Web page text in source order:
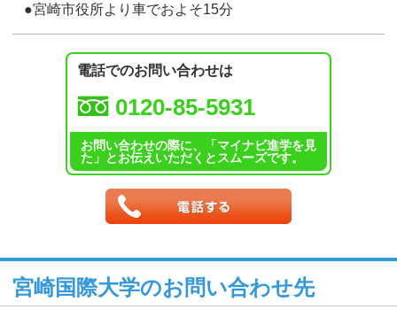
●宮崎市役所より車でおよそ15分
電話でのお問い合わせは
0120-85-5931
お問い合わせの際に、「マイナビ進学を見
た」とお伝えいただくとスムーズです。
宮崎国際大学のお問い合わせ先